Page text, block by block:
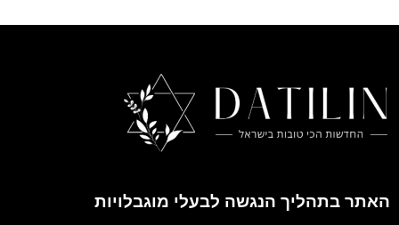
האתר בתהליך הנגשה לבעלי מוגבלויות